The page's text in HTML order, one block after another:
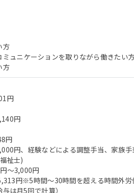
方
ュニケーションを取りながら働きたい
方
円
円
円
円、経験などによる調整手当、家族手
祉士)
～3,000円
円※5時間～30時間を超える時間外労
は月5回で計算）